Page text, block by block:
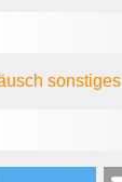
sonstiges